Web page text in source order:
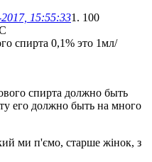
15:55:331. 100
спирта 0,1% это 1мл/
спирта должно быть
его должно быть на много
ми п'ємо, старше жінок, з